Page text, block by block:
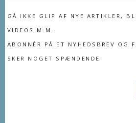
GÅ IKKE GLIP AF NYE ARTIKLER,
VIDEOS M.M.
ABONNÉR PÅ ET NYHEDSBREV OG
SKER NOGET SPÆNDENDE!